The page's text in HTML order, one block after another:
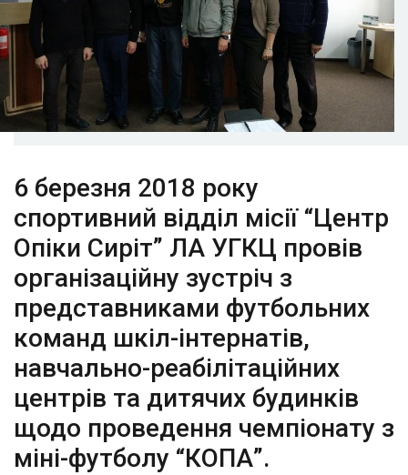
6 березня 2018 року
спортивний відділ місії “Центр
Опіки Сиріт” ЛА УГКЦ провів
організаційну зустріч з
представниками футбольних
команд шкіл-інтернатів,
навчально-реабілітаційних
центрів та дитячих будинків
щодо проведення чемпіонату з
міні-футболу “КОПА”.